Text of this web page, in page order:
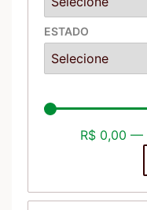
ESTADO
R$ 0,00 —